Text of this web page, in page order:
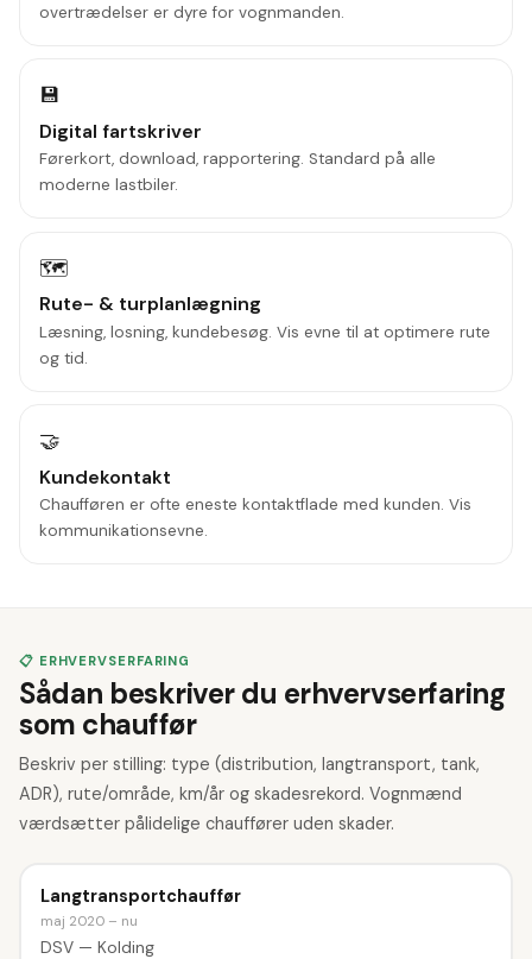
overtrædelser er dyre for vognmanden.
💾
Digital fartskriver
Førerkort, download, rapportering. Standard på alle
moderne lastbiler.
🗺️
Rute- & turplanlægning
Læsning, losning, kundebesøg. Vis evne til at optimere rute
og tid.
🤝
Kundekontakt
Chaufføren er ofte eneste kontaktflade med kunden. Vis
kommunikationsevne.
📋 ERHVERVSERFARING
Sådan beskriver du erhvervserfaring
som chauffør
Beskriv per stilling: type (distribution, langtransport, tank,
ADR), rute/område, km/år og skadesrekord. Vognmænd
værdsætter pålidelige chauffører uden skader.
Langtransportchauffør
maj 2020 – nu
DSV — Kolding